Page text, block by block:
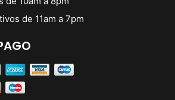
de 11am a 7pm